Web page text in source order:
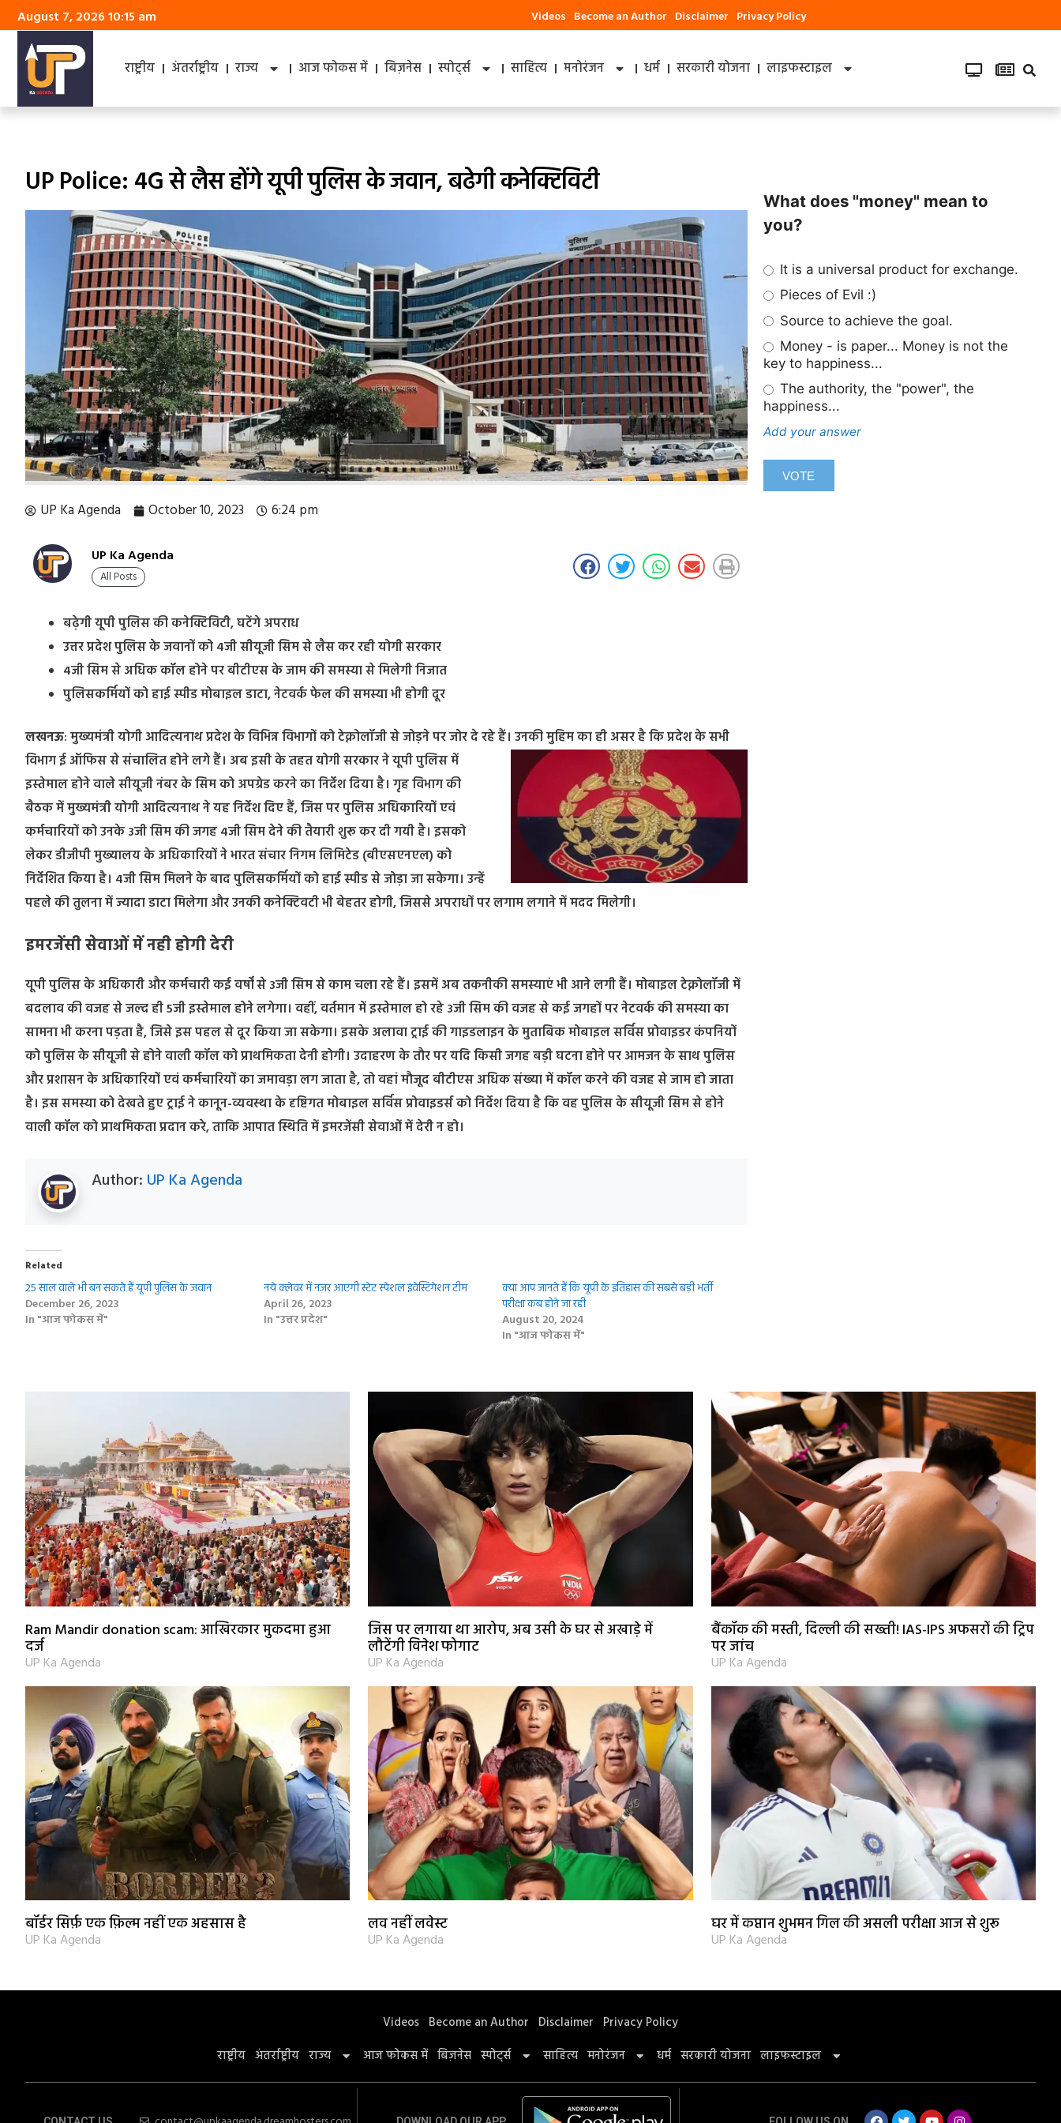
August 7, 2026 10:15 am Videos Become an Author Disclaimer Privacy Policy
राष्ट्रीय अंतर्राष्ट्रीय राज्य आज फोकस में बिज़नेस स्पोर्ट्स साहित्य मनोरंजन धर्म सरकारी योजना लाइफस्टाइल
UP Police: 4G से लैस होंगे यूपी पुलिस के जवान, बढेगी कनेक्टिविटी
UP Ka Agenda October 10, 2023 6:24 pm
UP Ka Agenda
All Posts
बढ़ेगी यूपी पुलिस की कनेक्टिविटी, घटेंगे अपराध
उत्तर प्रदेश पुलिस के जवानों को 4जी सीयूजी सिम से लैस कर रही योगी सरकार
4जी सिम से अधिक कॉल होने पर बीटीएस के जाम की समस्या से मिलेगी निजात
पुलिसकर्मियों को हाई स्पीड मोबाइल डाटा, नेटवर्क फेल की समस्या भी होगी दूर
लखनऊ: मुख्यमंत्री योगी आदित्यनाथ प्रदेश के विभिन्न विभागों को टेक्नोलॉजी से जोड़ने पर जोर दे रहे हैं। उनकी मुहिम का ही असर है कि प्रदेश के सभी
विभाग ई ऑफिस से संचालित होने लगे हैं। अब इसी के तहत योगी सरकार ने यूपी पुलिस में
इस्तेमाल होने वाले सीयूजी नंबर के सिम को अपग्रेड करने का निर्देश दिया है। गृह विभाग की
बैठक में मुख्यमंत्री योगी आदित्यनाथ ने यह निर्देश दिए हैं, जिस पर पुलिस अधिकारियों एवं
कर्मचारियों को उनके 3जी सिम की जगह 4जी सिम देने की तैयारी शुरू कर दी गयी है। इसको
लेकर डीजीपी मुख्यालय के अधिकारियों ने भारत संचार निगम लिमिटेड (बीएसएनएल) को
निर्देशित किया है। 4जी सिम मिलने के बाद पुलिसकर्मियों को हाई स्पीड से जोड़ा जा सकेगा। उन्हें
पहले की तुलना में ज्यादा डाटा मिलेगा और उनकी कनेक्टिवटी भी बेहतर होगी, जिससे अपराधों पर लगाम लगाने में मदद मिलेगी।
इमरजेंसी सेवाओं में नही होगी देरी
यूपी पुलिस के अधिकारी और कर्मचारी कई वर्षों से 3जी सिम से काम चला रहे हैं। इसमें अब तकनीकी समस्याएं भी आने लगी हैं। मोबाइल टेक्नोलॉजी में
बदलाव की वजह से जल्द ही 5जी इस्तेमाल होने लगेगा। वहीं, वर्तमान में इस्तेमाल हो रहे 3जी सिम की वजह से कई जगहों पर नेटवर्क की समस्या का
सामना भी करना पड़ता है, जिसे इस पहल से दूर किया जा सकेगा। इसके अलावा ट्राई की गाइडलाइन के मुताबिक मोबाइल सर्विस प्रोवाइडर कंपनियों
को पुलिस के सीयूजी से होने वाली कॉल को प्राथमिकता देनी होगी। उदाहरण के तौर पर यदि किसी जगह बड़ी घटना होने पर आमजन के साथ पुलिस
और प्रशासन के अधिकारियों एवं कर्मचारियों का जमावड़ा लग जाता है, तो वहां मौजूद बीटीएस अधिक संख्या में कॉल करने की वजह से जाम हो जाता
है। इस समस्या को देखते हुए ट्राई ने कानून-व्यवस्था के दृष्टिगत मोबाइल सर्विस प्रोवाइडर्स को निर्देश दिया है कि वह पुलिस के सीयूजी सिम से होने
वाली कॉल को प्राथमिकता प्रदान करे, ताकि आपात स्थिति में इमरजेंसी सेवाओं में देरी न हो।
Author: UP Ka Agenda
Related
25 साल वाले भी बन सकते हैं यूपी पुलिस के जवान
December 26, 2023
In "आज फोकस में"
नये क्लेवर में नजर आएगी स्टेट स्पेशल इंवेस्टिगेशन टीम
April 26, 2023
In "उत्तर प्रदेश"
क्‍या आप जानते हैं कि यूपी के इतिहास की सबसे बड़ी भर्ती
परीक्षा कब होने जा रही
August 20, 2024
In "आज फोकस में"
What does "money" mean to
you?
It is a universal product for exchange.
Pieces of Evil :)
Source to achieve the goal.
Money - is paper... Money is not the
key to happiness...
The authority, the "power", the
happiness...
Add your answer
Ram Mandir donation scam: आखिरकार मुकदमा हुआ
दर्ज
UP Ka Agenda
जिस पर लगाया था आरोप, अब उसी के घर से अखाड़े में
लौटेंगी विनेश फोगाट
UP Ka Agenda
बैंकॉक की मस्ती, दिल्ली की सख्ती! IAS-IPS अफसरों की ट्रिप
पर जांच
UP Ka Agenda
बॉर्डर सिर्फ़ एक फ़िल्म नहीं एक अहसास है
UP Ka Agenda
लव नहीं लवेस्ट
UP Ka Agenda
घर में कप्तान शुभमन गिल की असली परीक्षा आज से शुरू
UP Ka Agenda
Videos Become an Author Disclaimer Privacy Policy
राष्ट्रीय अंतर्राष्ट्रीय राज्य आज फोकस में बिज़नेस स्पोर्ट्स साहित्य मनोरंजन धर्म सरकारी योजना लाइफस्टाइल